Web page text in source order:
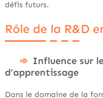
défis futurs.
Rôle de la R&D
Influence sur
d’apprentissage
Dans le domaine de la